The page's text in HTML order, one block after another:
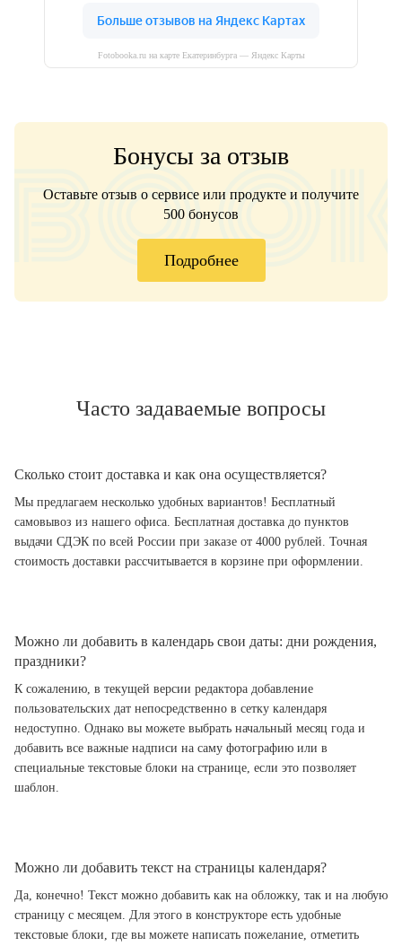
Fotobooka.ru на карте Екатеринбурга — Яндекс Карты
Бонусы за отзыв
Оставьте отзыв о сервисе или продукте и получите
500 бонусов
Подробнее
Часто задаваемые вопросы
Сколько стоит доставка и как она осуществляется?
Мы предлагаем несколько удобных вариантов! Бесплатный
самовывоз из нашего офиса. Бесплатная доставка до пунктов
выдачи СДЭК по всей России при заказе от 4000 рублей. Точная
стоимость доставки рассчитывается в корзине при оформлении.
Можно ли добавить в календарь свои даты: дни рождения,
праздники?
К сожалению, в текущей версии редактора добавление
пользовательских дат непосредственно в сетку календаря
недоступно. Однако вы можете выбрать начальный месяц года и
добавить все важные надписи на саму фотографию или в
специальные текстовые блоки на странице, если это позволяет
шаблон.
Можно ли добавить текст на страницы календаря?
Да, конечно! Текст можно добавить как на обложку, так и на любую
страницу с месяцем. Для этого в конструкторе есть удобные
текстовые блоки, где вы можете написать пожелание, отметить